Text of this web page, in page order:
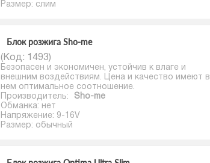
Размер: слим
Блок розжига Sho-me
(Код: 1493)
Безопасен и экономичен, устойчив к влаге и
внешним воздействиям. Цена и качество имеют в
нем оптимальное соотношение.
Производитель:
Sho-me
Обманка: нет
Напряжение: 9-16V
Размер: обычный